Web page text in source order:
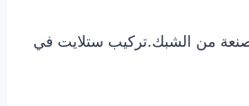
من الشبك.تركيب ستلايت في